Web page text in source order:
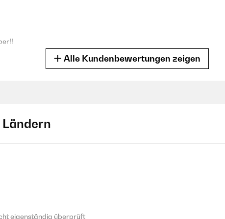
eigenständig überprüft
wegen einem Fleck wurde auch anstandslos und schnell
Alle Kundenbewertungen zeigen
eigenständig überprüft